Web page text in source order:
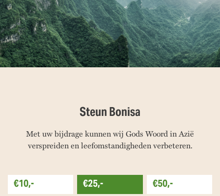
Steun Bonisa
Met uw bijdrage kunnen wij Gods Woord in Azië
verspreiden en leefomstandigheden verbeteren.
€10,- €25,-
€50,-